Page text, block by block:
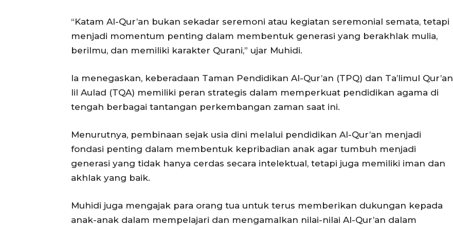
“Katam Al-Qur’an bukan sekadar seremoni atau kegiatan seremonial semata, tetapi
menjadi momentum penting dalam membentuk generasi yang berakhlak mulia,
berilmu, dan memiliki karakter Qurani,” ujar Muhidi.
Ia menegaskan, keberadaan Taman Pendidikan Al-Qur’an (TPQ) dan Ta’limul Qur’an
lil Aulad (TQA) memiliki peran strategis dalam memperkuat pendidikan agama di
tengah berbagai tantangan perkembangan zaman saat ini.
Menurutnya, pembinaan sejak usia dini melalui pendidikan Al-Qur’an menjadi
fondasi penting dalam membentuk kepribadian anak agar tumbuh menjadi
generasi yang tidak hanya cerdas secara intelektual, tetapi juga memiliki iman dan
akhlak yang baik.
Muhidi juga mengajak para orang tua untuk terus memberikan dukungan kepada
anak-anak dalam mempelajari dan mengamalkan nilai-nilai Al-Qur’an dalam